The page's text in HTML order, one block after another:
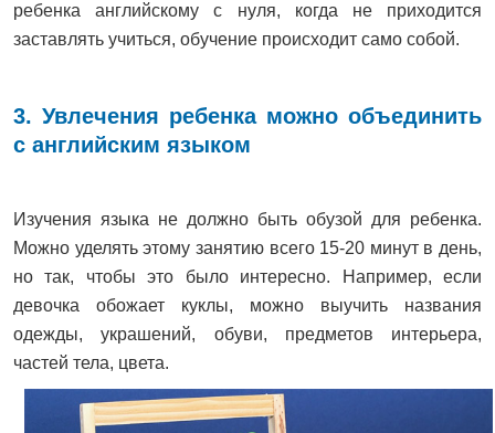
ребенка английскому с нуля, когда не приходится
заставлять учиться, обучение происходит само собой.
3. Увлечения ребенка можно объединить
с английским языком
Изучения языка не должно быть обузой для ребенка.
Можно уделять этому занятию всего 15-20 минут в день,
но так, чтобы это было интересно. Например, если
девочка обожает куклы, можно выучить названия
одежды, украшений, обуви, предметов интерьера,
частей тела, цвета.